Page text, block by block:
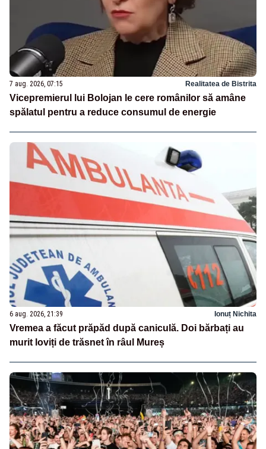
7 aug. 2026, 07:15 Realitatea de Bistrita
Vicepremierul lui Bolojan le cere românilor să amâne
spălatul pentru a reduce consumul de energie
6 aug. 2026, 21:39 Ionuț Nichita
Vremea a făcut prăpăd după caniculă. Doi bărbați au
murit loviți de trăsnet în râul Mureș